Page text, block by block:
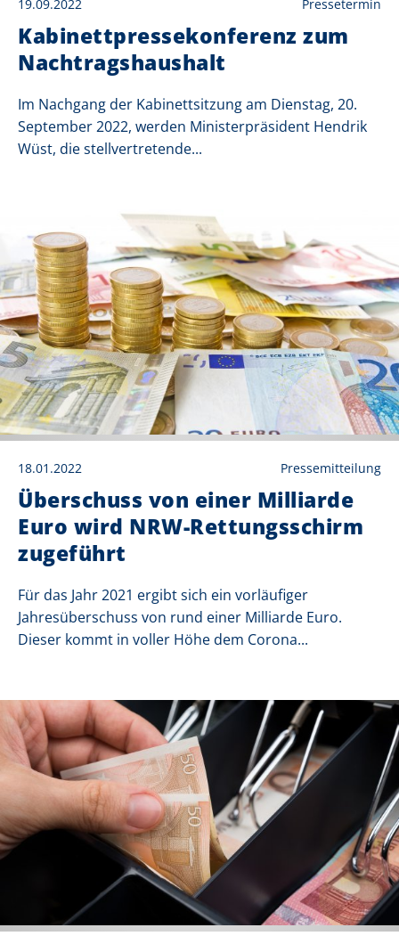
19.09.2022 Pressetermin
Kabinettpressekonferenz zum
Nachtragshaushalt
Im Nachgang der Kabinettsitzung am Dienstag, 20.
September 2022, werden Ministerpräsident Hendrik
Wüst, die stellvertretende...
18.01.2022 Pressemitteilung
Überschuss von einer Milliarde
Euro wird NRW-Rettungsschirm
zugeführt
Für das Jahr 2021 ergibt sich ein vorläufiger
Jahresüberschuss von rund einer Milliarde Euro.
Dieser kommt in voller Höhe dem Corona...